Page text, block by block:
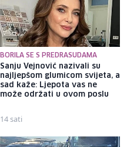
BORILA SE S PREDRASUDAMA
Sanju Vejnović nazivali su
najljepšom glumicom svijeta, a
sad kaže: Ljepota vas ne
može održati u ovom poslu
14 sati